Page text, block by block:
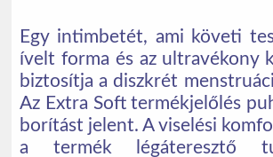
Egy intimbetét, ami követi
ívelt forma és az ultravékony
biztosítja a diszkrét
Az Extra Soft termékjelőlés
borítást jelent. A viselési
a termék légáteresztő